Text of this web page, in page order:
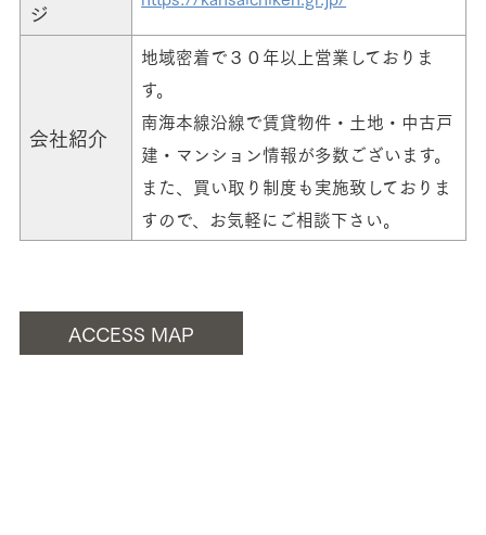
ジ
会社紹介
地域密着で３０年以上営業しておりま
す。
南海本線沿線で賃貸物件・土地・中古戸
建・マンション情報が多数ございます。
また、買い取り制度も実施致しておりま
すので、お気軽にご相談下さい。
ACCESS MAP